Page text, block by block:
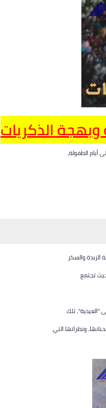
وبهجة الذكريات
أيام الطفولة،
والسكر
تجتمع
تلك
ونظراتها التي